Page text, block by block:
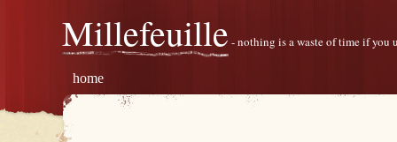
Millefeuille - nothing is a waste of time if you
home